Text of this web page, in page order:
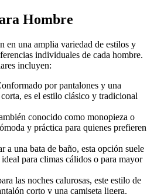
Hombre
en una amplia variedad de estilos y
individuales de cada hombre.
incluyen:
por pantalones y una
es el estilo clásico y tradicional
conocido como monopieza o
y práctica para quienes prefieren
a una bata de baño, esta opción suele
para climas cálidos o para mayor
las noches calurosas, este estilo de
corto y una camiseta ligera.